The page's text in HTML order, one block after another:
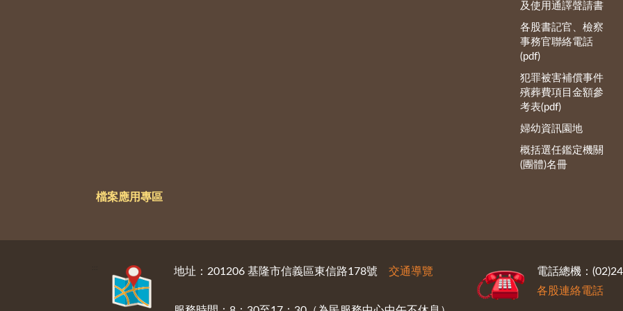
及使用通譯聲請書
各股書記官、檢察
事務官聯絡電話
(pdf)
犯罪被害補償事件
殯葬費項目金額參
考表(pdf)
婦幼資訊園地
概括選任鑑定機關
(團體)名冊
檔案應用專區
地址：201206 基隆市信義區東信路178號 交通導覽
電話總機：
各股連絡電話